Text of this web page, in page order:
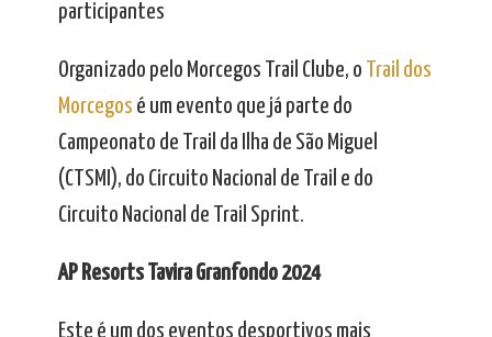
participantes
Organizado pelo Morcegos Trail Clube, o
Trail dos
Morcegos é um evento que já parte do
Campeonato de Trail da Ilha de São Miguel
(CTSMI), do Circuito Nacional de Trail e do
Circuito Nacional de Trail Sprint.
AP Resorts Tavira Granfondo 2024
Este é um dos eventos desportivos mais